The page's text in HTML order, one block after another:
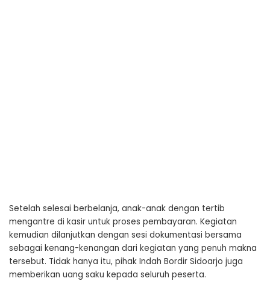
Setelah selesai berbelanja, anak-anak dengan tertib
mengantre di kasir untuk proses pembayaran. Kegiatan
kemudian dilanjutkan dengan sesi dokumentasi bersama
sebagai kenang-kenangan dari kegiatan yang penuh makna
tersebut. Tidak hanya itu, pihak Indah Bordir Sidoarjo juga
memberikan uang saku kepada seluruh peserta.